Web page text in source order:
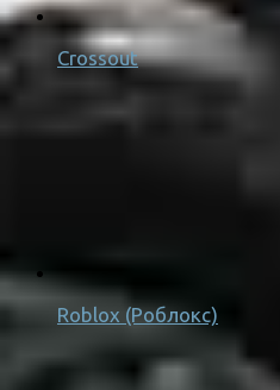
Crossout
Roblox (Роблокс)